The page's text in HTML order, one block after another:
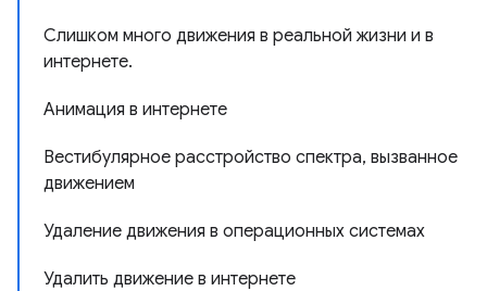
Слишком много движения в реальной жизни и в
интернете.
Анимация в интернете
Вестибулярное расстройство спектра, вызванное
движением
Удаление движения в операционных системах
Удалить движение в интернете